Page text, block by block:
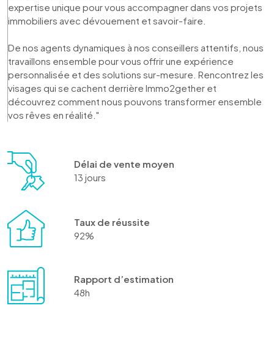
expertise unique pour vous accompagner dans vos projets
immobiliers avec dévouement et savoir-faire.
De nos agents dynamiques à nos conseillers attentifs, nous
travaillons ensemble pour vous offrir une expérience
personnalisée et des solutions sur-mesure. Rencontrez les
visages qui se cachent derrière Immo2gether et
découvrez comment nous pouvons transformer ensemble
vos rêves en réalité."
Délai de vente moyen
13 jours
Taux de réussite
92%
Rapport d’estimation
48h